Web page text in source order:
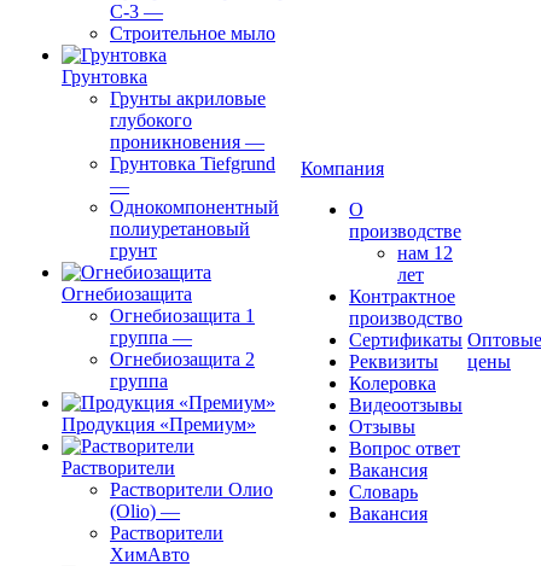
С-3 —
Строительное мыло
Грунтовка
Грунты акриловые
глубокого
проникновения —
Грунтовка Tiefgrund
—
Однокомпонентный
полиуретановый
грунт
Огнебиозащита
Огнебиозащита 1
группа —
Огнебиозащита 2
группа
Продукция «Премиум»
Растворители
Растворители Олио
(Olio) —
Растворители
ХимАвто
Компания
О
производстве
нам 12
лет
Контрактное
производство
Сертификаты
Реквизиты
Колеровка
Видеоотзывы
Отзывы
Вопрос ответ
Вакансия
Словарь
Вакансия
Оптовые
цены